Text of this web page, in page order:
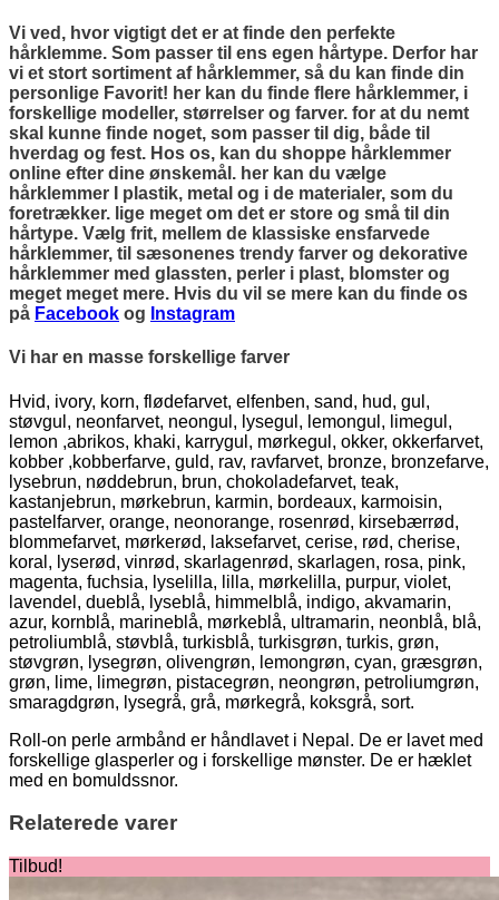
Vi ved, hvor vigtigt det er at finde den perfekte
hårklemme. Som passer til ens egen hårtype. Derfor har
vi et stort sortiment af hårklemmer, så du kan finde din
personlige Favorit! her kan du finde flere hårklemmer, i
forskellige modeller, størrelser og farver. for at du nemt
skal kunne finde noget, som passer til dig, både til
hverdag og fest. Hos os, kan du shoppe hårklemmer
online efter dine ønskemål. her kan du vælge
hårklemmer I plastik, metal og i de materialer, som du
foretrækker. lige meget om det er store og små til din
hårtype. Vælg frit, mellem de klassiske ensfarvede
hårklemmer, til sæsonenes trendy farver og dekorative
hårklemmer med glassten, perler i plast, blomster og
meget meget mere. Hvis du vil se mere kan du finde os
på Facebook og Instagram
Vi har en masse forskellige farver
Hvid, ivory, korn, flødefarvet, elfenben, sand, hud, gul,
støvgul, neonfarvet, neongul, lysegul, lemongul, limegul,
lemon ,abrikos, khaki, karrygul, mørkegul, okker, okkerfarvet,
kobber ,kobberfarve, guld, rav, ravfarvet, bronze, bronzefarve,
lysebrun, nøddebrun, brun, chokoladefarvet, teak,
kastanjebrun, mørkebrun, karmin, bordeaux, karmoisin,
pastelfarver, orange, neonorange, rosenrød, kirsebærrød,
blommefarvet, mørkerød, laksefarvet, cerise, rød, cherise,
koral, lyserød, vinrød, skarlagenrød, skarlagen, rosa, pink,
magenta, fuchsia, lyselilla, lilla, mørkelilla, purpur, violet,
lavendel, dueblå, lyseblå, himmelblå, indigo, akvamarin,
azur, kornblå, marineblå, mørkeblå, ultramarin, neonblå, blå,
petroliumblå, støvblå, turkisblå, turkisgrøn, turkis, grøn,
støvgrøn, lysegrøn, olivengrøn, lemongrøn, cyan, græsgrøn,
grøn, lime, limegrøn, pistacegrøn, neongrøn, petroliumgrøn,
smaragdgrøn, lysegrå, grå, mørkegrå, koksgrå, sort.
Roll-on perle armbånd er håndlavet i Nepal. De er lavet med
forskellige glasperler og i forskellige mønster. De er hæklet
med en bomuldssnor.
Relaterede varer
Tilbud!